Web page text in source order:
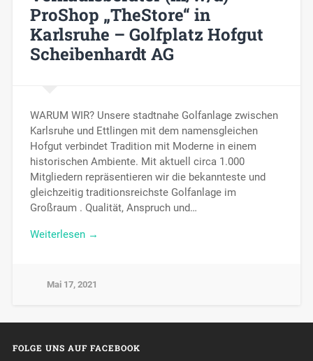
ProShop „TheStore“ in
Karlsruhe – Golfplatz Hofgut
Scheibenhardt AG
WARUM WIR? Unsere stadtnahe Golfanlage zwischen
Karlsruhe und Ettlingen mit dem namensgleichen
Hofgut verbindet Tradition mit Moderne in einem
historischen Ambiente. Mit aktuell circa 1.000
Mitgliedern repräsentieren wir die bekannteste und
gleichzeitig traditionsreichste Golfanlage im
Großraum . Qualität, Anspruch und…
Weiterlesen →
Mai 17, 2021
FOLGE UNS AUF FACEBOOK